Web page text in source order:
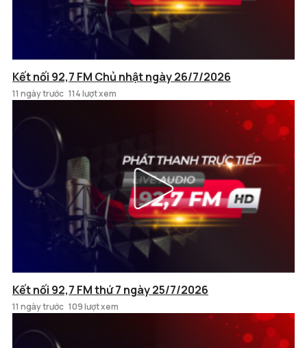
Kết nối 92,7 FM Chủ nhật ngày 26/7/2026
11 ngày trước 114 lượt xem
Kết nối 92,7 FM thứ 7 ngày 25/7/2026
11 ngày trước 109 lượt xem